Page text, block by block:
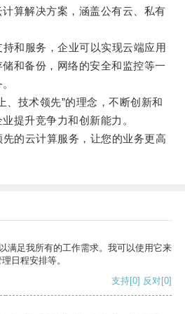
算解决方案，涵盖公有云、私有
服务，企业可以实现云端应用
和备份，网络的安全和监控等一
技术领先”的理念，不断创新和
提升竞争力和创新能力。
云计算服务，让您的业务更高
满足我所有的工作需求。我可以使用它来
日程安排等。
支持[0] 反对[0]